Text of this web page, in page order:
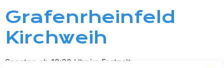
Grafenrheinfeld
Kirchweih
Sonntag ab 18:30 Uhr im Festzelt